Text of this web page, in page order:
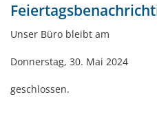
Unser Büro bleibt am
Donnerstag, 30. Mai 2024
geschlossen.